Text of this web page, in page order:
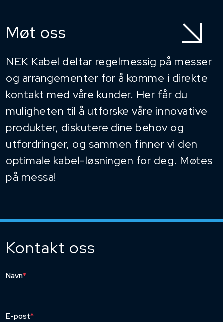
Møt oss
NEK Kabel deltar regelmessig på messer
og arrangementer for å komme i direkte
kontakt med våre kunder. Her får du
muligheten til å utforske våre innovative
produkter, diskutere dine behov og
utfordringer, og sammen finner vi den
optimale kabel-løsningen for deg. Møtes
på messa!
Kontakt oss
Navn*
E-post*